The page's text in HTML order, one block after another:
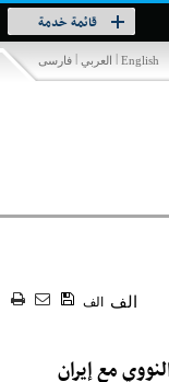
قائمة خدمة
Toggle
فارسی | العربي | English
الف الف
مع إيران